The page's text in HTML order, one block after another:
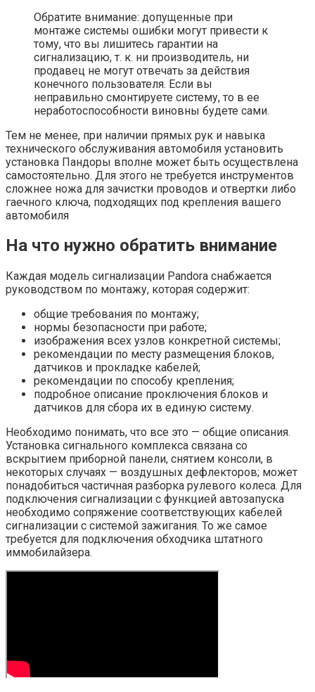
Обратите внимание: допущенные при
монтаже системы ошибки могут привести к
тому, что вы лишитесь гарантии на
сигнализацию, т. к. ни производитель, ни
продавец не могут отвечать за действия
конечного пользователя. Если вы
неправильно смонтируете систему, то в ее
неработоспособности виновны будете сами.
Тем не менее, при наличии прямых рук и навыка
технического обслуживания автомобиля установить
установка Пандоры вполне может быть осуществлена
самостоятельно. Для этого не требуется инструментов
сложнее ножа для зачистки проводов и отвертки либо
гаечного ключа, подходящих под крепления вашего
автомобиля
На что нужно обратить внимание
Каждая модель сигнализации Pandora снабжается
руководством по монтажу, которая содержит:
общие требования по монтажу;
нормы безопасности при работе;
изображения всех узлов конкретной системы;
рекомендации по месту размещения блоков,
датчиков и прокладке кабелей;
рекомендации по способу крепления;
подробное описание проключения блоков и
датчиков для сбора их в единую систему.
Необходимо понимать, что все это — общие описания.
Установка сигнального комплекса связана со
вскрытием приборной панели, снятием консоли, в
некоторых случаях — воздушных дефлекторов; может
понадобиться частичная разборка рулевого колеса. Для
подключения сигнализации с функцией автозапуска
необходимо сопряжение соответствующих кабелей
сигнализации с системой зажигания. То же самое
требуется для подключения обходчика штатного
иммобилайзера.